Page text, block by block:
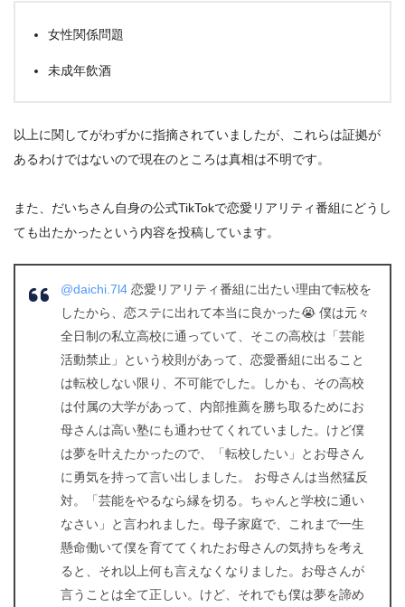
女性関係問題
未成年飲酒
以上に関してがわずかに指摘されていましたが、これらは証拠が
あるわけではないので現在のところは真相は不明です。
また、だいちさん自身の公式TikTokで恋愛リアリティ番組にどうし
ても出たかったという内容を投稿しています。
@daichi.7l4 恋愛リアリティ番組に出たい理由で転校を
したから、恋ステに出れて本当に良かった😭 僕は元々
全日制の私立高校に通っていて、そこの高校は「芸能
活動禁止」という校則があって、恋愛番組に出ること
は転校しない限り、不可能でした。しかも、その高校
は付属の大学があって、内部推薦を勝ち取るためにお
母さんは高い塾にも通わせてくれていました。けど僕
は夢を叶えたかったので、「転校したい」とお母さん
に勇気を持って言い出しました。 お母さんは当然猛反
対。「芸能をやるなら縁を切る。ちゃんと学校に通い
なさい」と言われました。母子家庭で、これまで一生
懸命働いて僕を育ててくれたお母さんの気持ちを考え
ると、それ以上何も言えなくなりました。お母さんが
言うことは全て正しい。けど、それでも僕は夢を諦め